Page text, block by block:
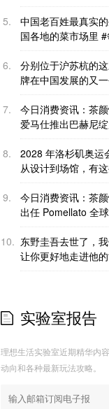
5.
中国老百姓最真实
国各地的菜市场里
6.
分别位于沪苏杭的
牌在中国发展的又
7.
今日消费资讯：茶
爱马仕推出巴赫尼
8.
2028 年洛杉矶奥运
从设计到场馆，有
9.
今日消费资讯：茶
出任 Pomellato 全
10. 东野圭吾去世了，
让你更好地走进他
实验室报告
理想生活实验室近期精华内
动向和各种最新玩法攻略。